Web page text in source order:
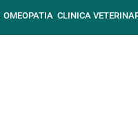
OMEOPATIA CLINICA